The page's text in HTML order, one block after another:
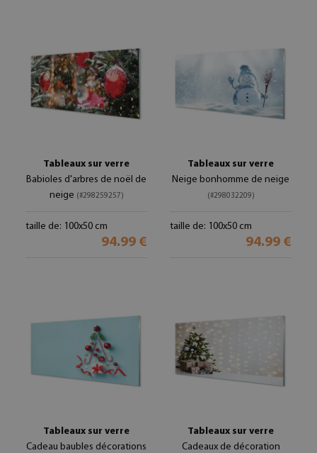
Tableaux sur verre
Babioles d'arbres de noël de
neige (#298259257)
taille de: 100x50 cm
94.99 €
Tableaux sur verre
Neige bonhomme de neige
(#298032209)
taille de: 100x50 cm
94.99 €
Tableaux sur verre
Cadeau baubles décorations
Tableaux sur verre
Cadeaux de décoration